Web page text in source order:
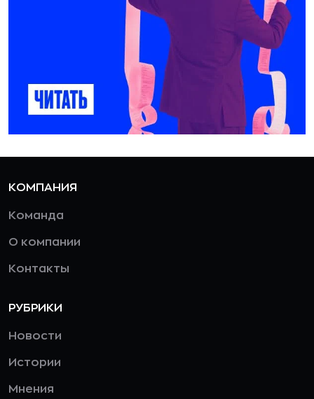
КОМПАНИЯ
Команда
О компании
Контакты
РУБРИКИ
Новости
Истории
Мнения